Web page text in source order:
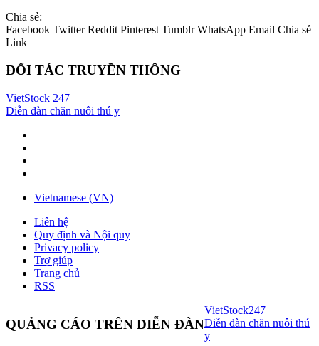
Chia sẻ:
Facebook Twitter Reddit Pinterest Tumblr WhatsApp Email Chia sẻ
Link
ĐỐI TÁC TRUYỀN THÔNG
VietStock 247
Diễn đàn chăn nuôi thú y
Vietnamese (VN)
Liên hệ
Quy định và Nội quy
Privacy policy
Trợ giúp
Trang chủ
RSS
QUẢNG CÁO TRÊN DIỄN ĐÀN
VietStock247
Diễn đàn chăn nuôi thú
y